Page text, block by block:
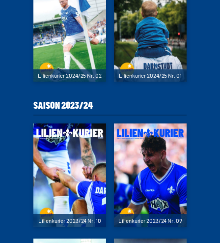
Lilienkurier 2024/25 Nr. 02 Lilienkurier 2024/25 Nr. 01
SAISON 2023/24
Lilienkurier 2023/24 Nr. 10 Lilienkurier 2023/24 Nr. 09